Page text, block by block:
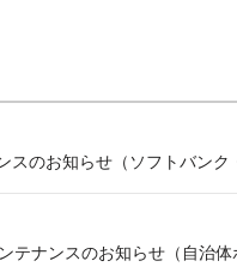
スのお知らせ（ソフトバンク
テナンスのお知らせ（自治体